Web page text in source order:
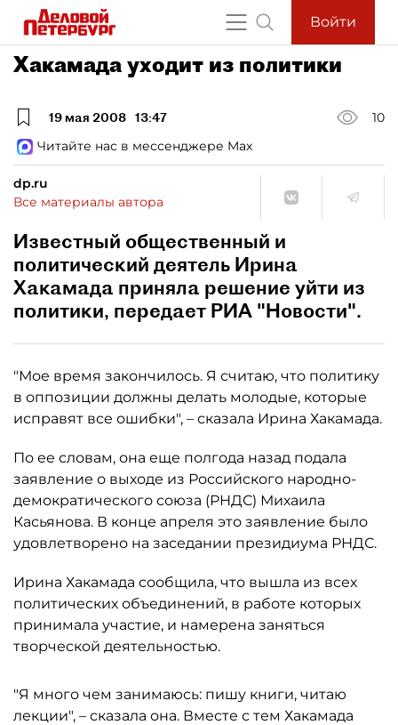
Войти
Хакамада уходит из политики
19 мая 2008 13:47
10
Читайте нас в мессенджере Max
dp.ru
Все материалы автора
Известный общественный и
политический деятель Ирина
Хакамада приняла решение уйти из
политики, передает РИА "Новости".
"Мое время закончилось. Я считаю, что политику
в оппозиции должны делать молодые, которые
исправят все ошибки", – сказала Ирина Хакамада.
По ее словам, она еще полгода назад подала
заявление о выходе из Российского народно-
демократического союза (РНДС) Михаила
Касьянова. В конце апреля это заявление было
удовлетворено на заседании президиума РНДС.
Ирина Хакамада сообщила, что вышла из всех
политических объединений, в работе которых
принимала участие, и намерена заняться
творческой деятельностью.
"Я много чем занимаюсь: пишу книги, читаю
лекции", – сказала она. Вместе с тем Хакамада